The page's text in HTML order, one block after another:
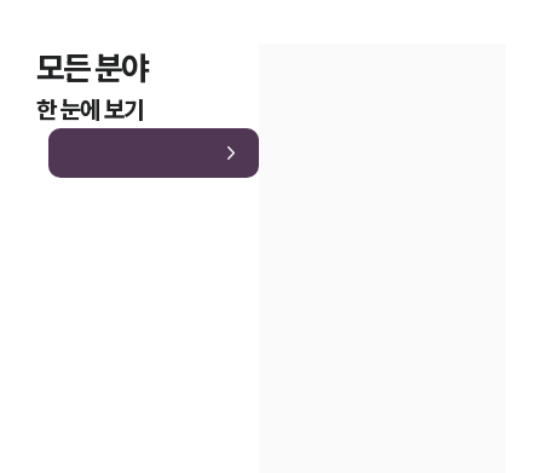
모든 분야
한 눈에 보기